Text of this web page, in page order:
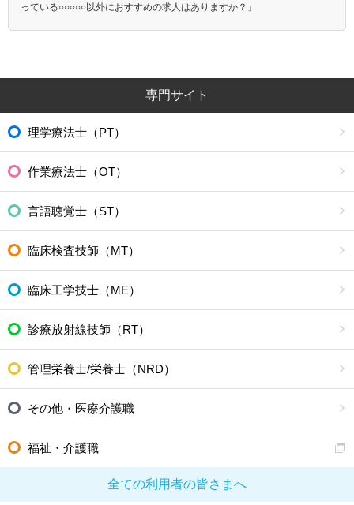
っている○○○○○以外におすすめの求人はありますか？」
専門サイト
理学療法士（PT）
作業療法士（OT）
言語聴覚士（ST）
臨床検査技師（MT）
臨床工学技士（ME）
診療放射線技師（RT）
管理栄養士/栄養士（NRD）
その他・医療介護職
福祉・介護職
全ての利用者の皆さまへ